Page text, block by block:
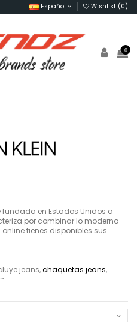
Español Wishlist (0)
0
en Estados Unidos a
por combinar lo moderno
tienes disponibles sus
jeans,chaquetas jeans,